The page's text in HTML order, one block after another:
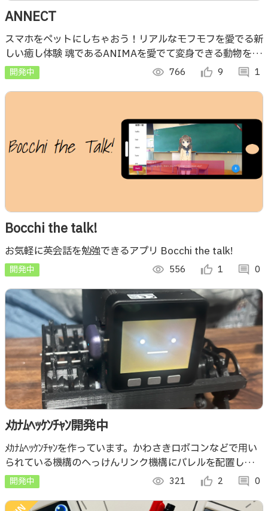
ANNECT
スマホをペットにしちゃおう！リアルなモフモフを愛でる新
しい癒し体験 魂であるANIMAを愛でて変身できる動物を増
やしていこう！
開発中 visibility 766 thumb_up_alt 9 comment 1
Bocchi the talk!
お気軽に英会話を勉強できるアプリ Bocchi the talk!
開発中 visibility 556 thumb_up_alt 1 comment 0
ﾒｶﾅﾑﾍｯｹﾝﾁｬﾝ開発中
ﾒｶﾅﾑﾍｯｹﾝﾁｬﾝを作っています。かわさきロボコンなどで用い
られている機構のへっけんリンク機構にバレルを配置してい
ます。メカナムホイールのように旋回することなく全方位に
移動可能です。
開発中 visibility 321 thumb_up_alt 2 comment 0